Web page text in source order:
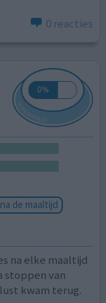
0 reacties
de maaltijd
na elke maaltijd
stoppen van
kwam terug.